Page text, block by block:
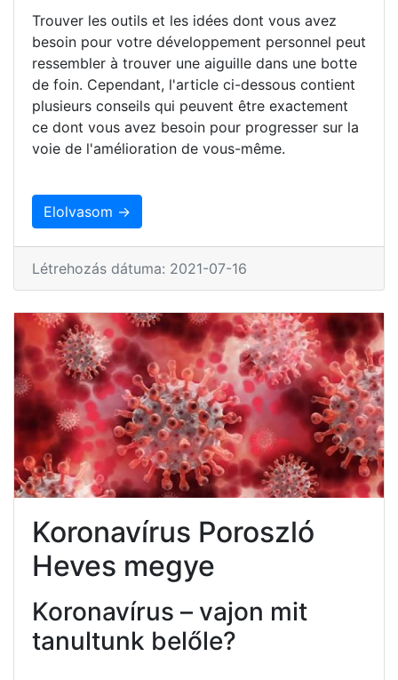
Trouver les outils et les idées dont vous avez
besoin pour votre développement personnel peut
ressembler à trouver une aiguille dans une botte
de foin. Cependant, l'article ci-dessous contient
plusieurs conseils qui peuvent être exactement
ce dont vous avez besoin pour progresser sur la
voie de l'amélioration de vous-même.
Elolvasom →
Létrehozás dátuma: 2021-07-16
Koronavírus Poroszló
Heves megye
Koronavírus – vajon mit
tanultunk belőle?